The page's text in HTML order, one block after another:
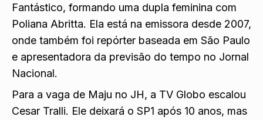
Fantástico, formando uma dupla feminina com
Poliana Abritta. Ela está na emissora desde 2007,
onde também foi repórter baseada em São Paulo
e apresentadora da previsão do tempo no Jornal
Nacional.
Para a vaga de Maju no JH, a TV Globo escalou
Cesar Tralli. Ele deixará o SP1 após 10 anos, mas